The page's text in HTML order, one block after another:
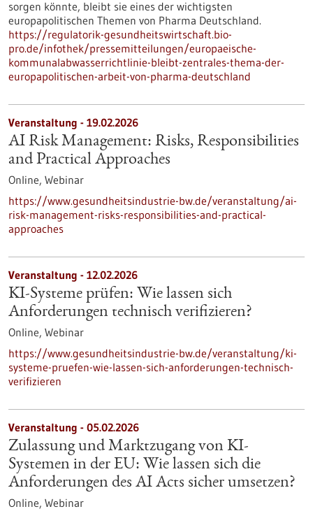
sorgen könnte, bleibt sie eines der wichtigsten
europapolitischen Themen von Pharma Deutschland.
https://regulatorik-gesundheitswirtschaft.bio-
pro.de/infothek/pressemitteilungen/europaeische-
kommunalabwasserrichtlinie-bleibt-zentrales-thema-der-
europapolitischen-arbeit-von-pharma-deutschland
Veranstaltung - 19.02.2026
AI Risk Management: Risks, Responsibilities
and Practical Approaches
Online, Webinar
https://www.gesundheitsindustrie-bw.de/veranstaltung/ai-
risk-management-risks-responsibilities-and-practical-
approaches
Veranstaltung - 12.02.2026
KI-Systeme prüfen: Wie lassen sich
Anforderungen technisch verifizieren?
Online, Webinar
https://www.gesundheitsindustrie-bw.de/veranstaltung/ki-
systeme-pruefen-wie-lassen-sich-anforderungen-technisch-
verifizieren
Veranstaltung - 05.02.2026
Zulassung und Marktzugang von KI-
Systemen in der EU: Wie lassen sich die
Anforderungen des AI Acts sicher umsetzen?
Online, Webinar